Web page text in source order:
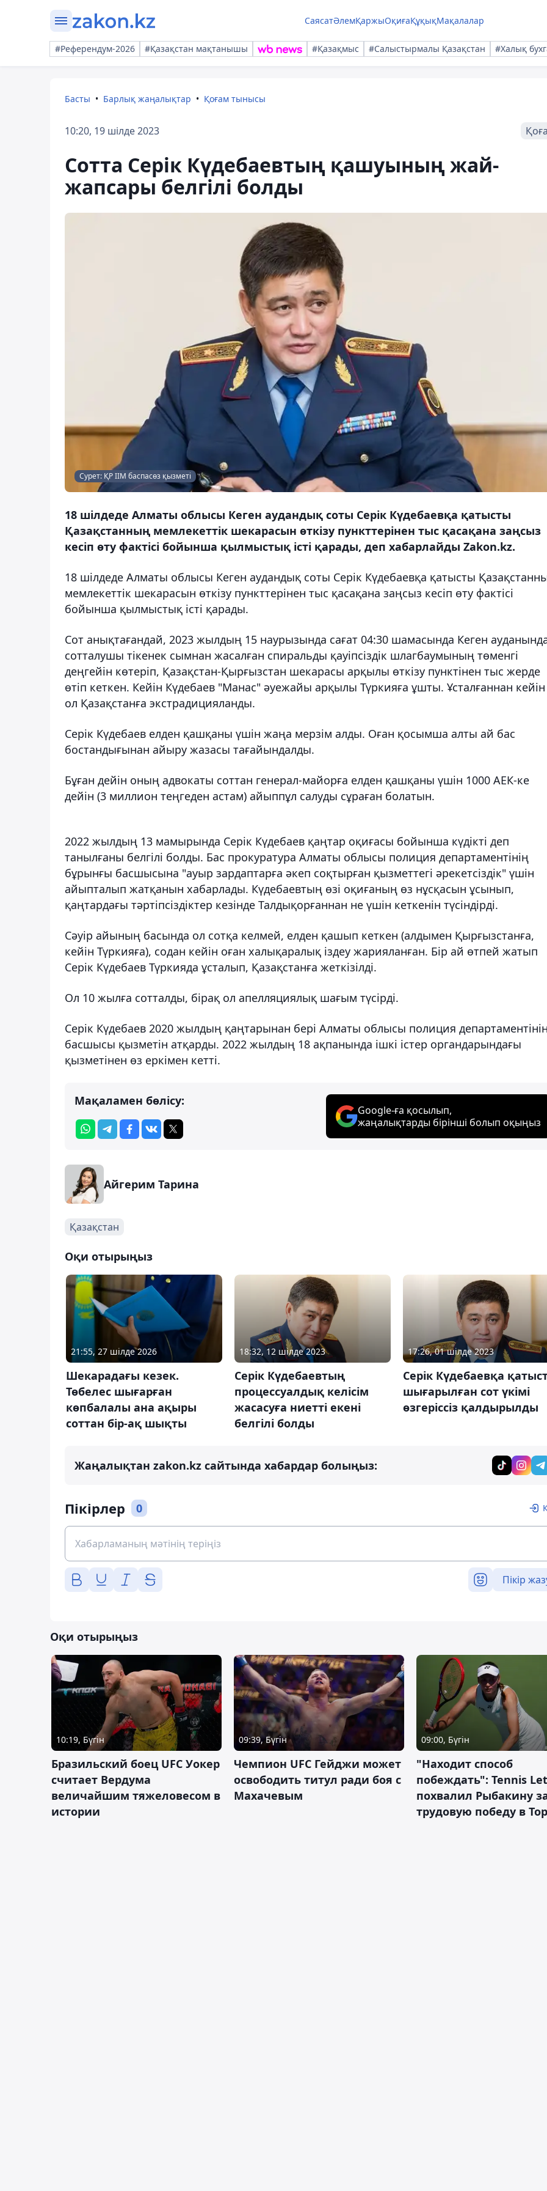
СаясатӘлемҚаржыОқиғаҚұқықМақалалар
#Референдум-2026 #Қазақстан мақтанышы #Қазақмыс #Салыстырмалы Қазақстан #Халық
Басты Барлық жаңалықтар Қоғам тынысы
10:20, 19 шілде 2023
Сотта Серік Күдебаевтың қашуының жай-
жапсары белгілі болды
Сурет: ҚР ІІМ баспасөз қызметі
18 шілдеде Алматы облысы Кеген аудандық соты Серік Күдебаевқа қатысты
Қазақстанның мемлекеттік шекарасын өткізу пункттерінен тыс қасақана заңсыз
кесіп өту фактісі бойынша қылмыстық істі қарады, деп хабарлайды Zakon.kz.
18 шілдеде Алматы облысы Кеген аудандық соты Серік Күдебаевқа қатысты
мемлекеттік шекарасын өткізу пункттерінен тыс қасақана заңсыз кесіп өту фактісі
бойынша қылмыстық істі қарады.
Сот анықтағандай, 2023 жылдың 15 наурызында сағат 04:30 шамасында Кеген
сотталушы тікенек сымнан жасалған спиральды қауіпсіздік шлагбаумының төменгі
деңгейін көтеріп, Қазақстан-Қырғызстан шекарасы арқылы өткізу пунктінен тыс жерде
өтіп кеткен. Кейін Күдебаев "Манас" әуежайы арқылы Түркияға ұшты. Ұсталғаннан кейін
ол Қазақстанға экстрадицияланды.
Серік Күдебаев елден қашқаны үшін жаңа мерзім алды. Оған қосымша алты ай бас
бостандығынан айыру жазасы тағайындалды.
Бұған дейін оның адвокаты соттан генерал-майорға елден қашқаны үшін 1000 АЕК-ке
дейін (3 миллион теңгеден астам) айыппұл салуды сұраған болатын.
2022 жылдың 13 мамырында Серік Күдебаев қаңтар оқиғасы бойынша күдікті деп
танылғаны белгілі болды. Бас прокуратура Алматы облысы полиция департаментінің
бұрынғы басшысына "ауыр зардаптарға әкеп соқтырған қызметтегі әрекетсіздік" үшін
айыпталып жатқанын хабарлады. Күдебаевтың өзі оқиғаның өз нұсқасын ұсынып,
қаңтардағы тәртіпсіздіктер кезінде Талдықорғаннан не үшін кеткенін түсіндірді.
Сәуір айының басында ол сотқа келмей, елден қашып кеткен (алдымен Қырғызстанға,
кейін Түркияға), содан кейін оған халықаралық іздеу жарияланған. Бір ай өтпей жатып
Серік Күдебаев Түркияда ұсталып, Қазақстанға жеткізілді.
Ол 10 жылға сотталды, бірақ ол апелляциялық шағым түсірді.
Серік Күдебаев 2020 жылдың қаңтарынан бері Алматы облысы полиция
басшысы қызметін атқарды. 2022 жылдың 18 ақпанында ішкі істер органдарындағы
қызметінен өз еркімен кетті.
Мақаламен бөлісу:
Google-ға қосылып,
жаңалықтарды бірінші болып оқыңыз
Айгерим Тарина
Қазақстан
Оқи отырыңыз
21:55, 27 шілде 2026
Шекарадағы кезек.
Төбелес шығарған
көпбалалы ана ақыры
соттан бір-ақ шықты
18:32, 12 шілде 2023
Серік Күдебаевтың
процессуалдық келісім
жасасуға ниетті екені
белгілі болды
17:26, 01 шілде 2023
Серік Күдебаевқа
шығарылған сот үкімі
өзгеріссіз қалдырылды
Жаңалықтан zakon.kz сайтында хабардар болыңыз:
Пікірлер 0
Пікір
Оқи отырыңыз
10:19, Бүгін
Бразильский боец UFC Уокер
считает Вердума
величайшим тяжеловесом в
истории
09:39, Бүгін
Чемпион UFC Гейджи может
освободить титул ради боя с
Махачевым
09:00, Бүгін
"Находит способ
побеждать": Tennis
похвалил Рыбакину
трудовую победу в